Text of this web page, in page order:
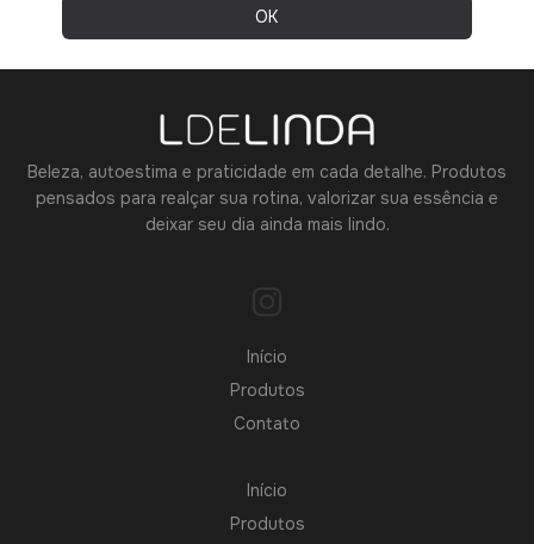
Beleza, autoestima e praticidade em cada detalhe. Produtos
pensados para realçar sua rotina, valorizar sua essência e
deixar seu dia ainda mais lindo.
Início
Produtos
Contato
Início
Produtos